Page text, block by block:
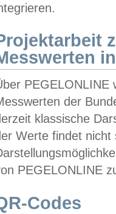
PEGELONLINE
der
klassische
Werte findet
PEGELONLINE
Codes